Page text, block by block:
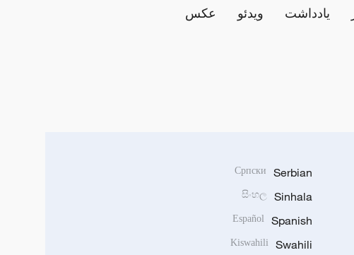
یادداشت ویدئو عکس
Serbian
Српски
Sinhala
සිංහල
Spanish
Español
Swahili
Kiswahili